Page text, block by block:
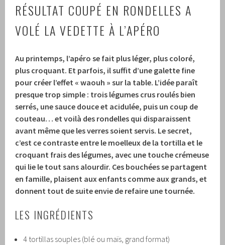
RÉSULTAT COUPÉ EN RONDELLES A
VOLÉ LA VEDETTE À L’APÉRO
Au printemps, l’apéro se fait plus léger, plus coloré,
plus croquant. Et parfois, il suffit d’une galette fine
pour créer l’effet « waouh » sur la table. L’idée paraît
presque trop simple : trois légumes crus roulés bien
serrés, une sauce douce et acidulée, puis un coup de
couteau… et voilà des rondelles qui disparaissent
avant même que les verres soient servis. Le secret,
c’est ce contraste entre le moelleux de la tortilla et le
croquant frais des légumes, avec une touche crémeuse
qui lie le tout sans alourdir. Ces bouchées se partagent
en famille, plaisent aux enfants comme aux grands, et
donnent tout de suite envie de refaire une tournée.
LES INGRÉDIENTS
4 tortillas souples (blé ou maïs, grand format)